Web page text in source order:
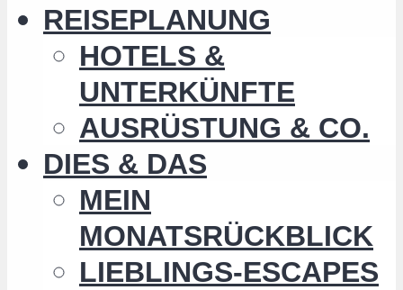
REISEPLANUNG
HOTELS &
UNTERKÜNFTE
AUSRÜSTUNG & CO.
DIES & DAS
MEIN
MONATSRÜCKBLICK
LIEBLINGS-ESCAPES